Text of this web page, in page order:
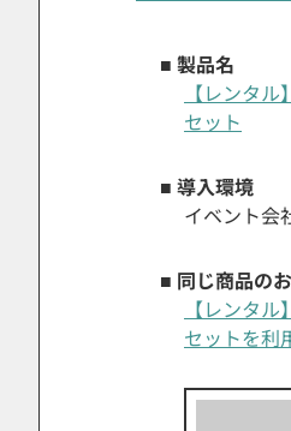
■ 製品名
【レンタ
セット
■ 導入環境
イベント会
■ 同じ商品の
【レンタ
セットを利